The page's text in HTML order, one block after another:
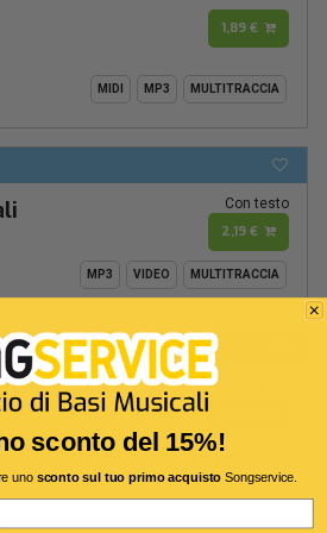
1,89 €
MIDI MP3 MULTITRACCIA
Con testo
2,19 €
MP3 VIDEO MULTITRACCIA
sconto del 15%!
uno sconto sul tuo primo acquistoSongservice.